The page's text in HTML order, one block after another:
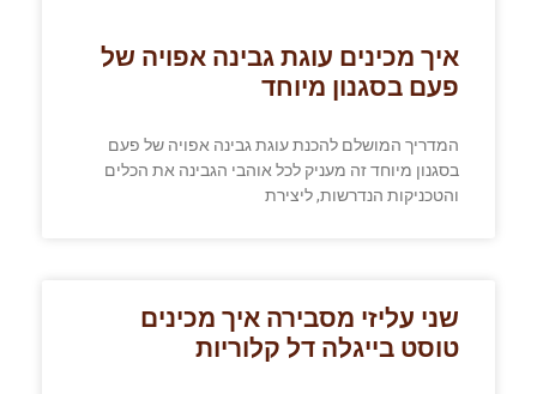
איך מכינים עוגת גבינה אפויה של
פעם בסגנון מיוחד
המדריך המושלם להכנת עוגת גבינה אפויה של פעם
בסגנון מיוחד זה מעניק לכל אוהבי הגבינה את הכלים
והטכניקות הנדרשות, ליצירת
שני עליזי מסבירה איך מכינים
טוסט בייגלה דל קלוריות